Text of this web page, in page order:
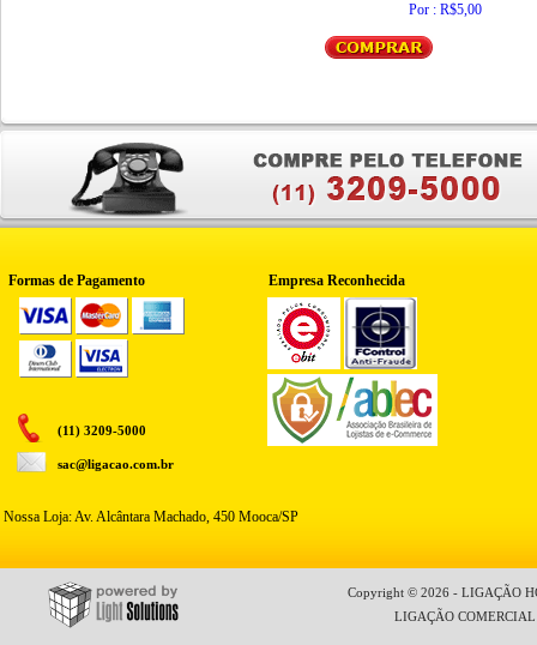
Por : R$5,00
Formas de Pagamento Empresa Reconhecida
(11) 3209-5000
sac@ligacao.com.br
Nossa Loja: Av. Alcântara Machado, 450 Mooca/SP
Copyright © 2026 - LIGAÇÃO
LIGAÇÃO